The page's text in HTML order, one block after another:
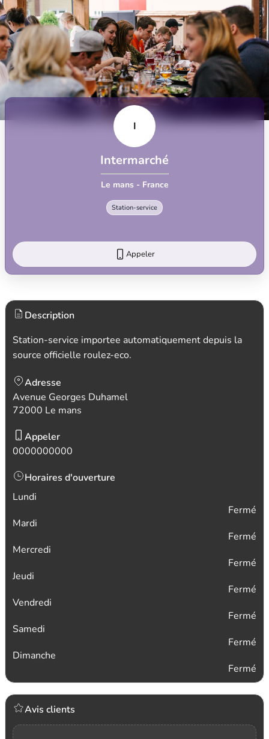
I
Intermarché
Le mans - France
Station-service
Appeler
Description
Station-service importee automatiquement depuis la
source officielle roulez-eco.
Adresse
Avenue Georges Duhamel
72000 Le mans
Appeler
0000000000
Horaires d'ouverture
Lundi
Fermé
Mardi
Fermé
Mercredi
Fermé
Jeudi
Fermé
Vendredi
Fermé
Samedi
Fermé
Dimanche
Fermé
Avis clients